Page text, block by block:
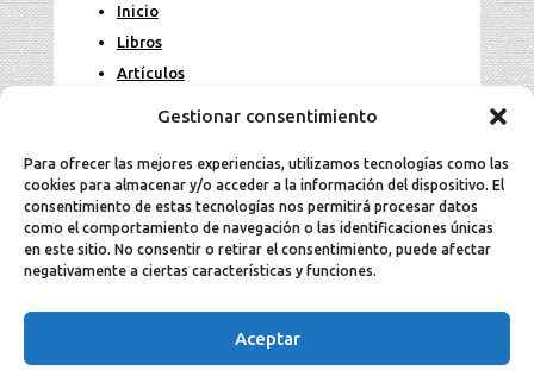
Gestionar consentimiento
Para ofrecer las mejores experiencias, utilizamos tecnologías como las
cookies para almacenar y/o acceder a la información del dispositivo. El
consentimiento de estas tecnologías nos permitirá procesar datos
como el comportamiento de navegación o las identificaciones únicas
en este sitio. No consentir o retirar el consentimiento, puede afectar
negativamente a ciertas características y funciones.
Aceptar
Inicio
Libros
Artículos
Legal
Aviso Legal
Política de privacidad